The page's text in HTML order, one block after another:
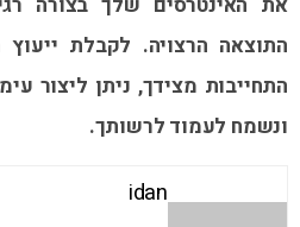
התוצאה הרצויה. לקבלת
ונשמח לעמוד לרשותך.
idan